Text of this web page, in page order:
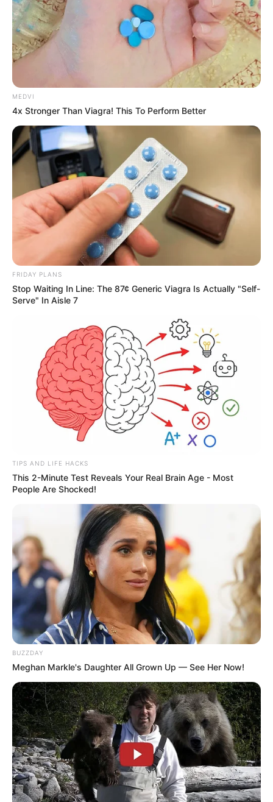
MEDVI
4x Stronger Than Viagra! This To Perform Better
FRIDAY PLANS
Stop Waiting In Line: The 87¢ Generic Viagra Is Actually "Self-
Serve" In Aisle 7
TIPS AND LIFE HACKS
This 2-Minute Test Reveals Your Real Brain Age - Most
People Are Shocked!
BUZZDAY
Meghan Markle's Daughter All Grown Up — See Her Now!